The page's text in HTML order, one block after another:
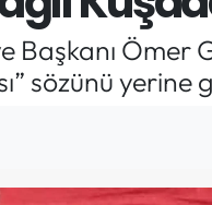
Başkanı
sözünü yerine